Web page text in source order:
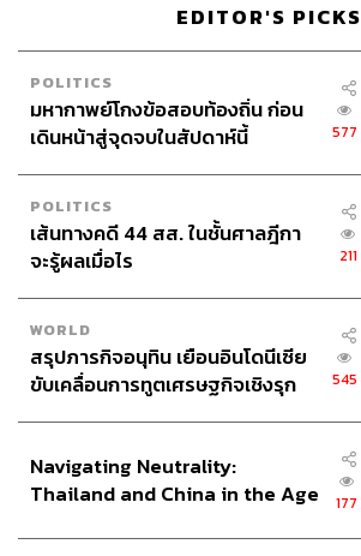
EDITOR'S PICKS
POLITICS
มหากาพย์โกงข้อสอบท้องถิ่น ก่อน
เดินหน้าสู่จุดจบในสัปดาห์นี้
577
POLITICS
เส้นทางคดี 44 สส. ในชั้นศาลฎีกา
จะรู้ผลเมื่อไร
211
WORLD
สรุปภารกิจอนุทิน เยือนอินโดนีเซีย
ขับเคลื่อนการทูตเศรษฐกิจเชิงรุก
545
Navigating Neutrality:
Thailand and China in the Age
177